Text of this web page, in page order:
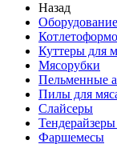
Назад
Куттеры для
Мясорубки
Пельменные
Пилы для
Слайсеры
Фаршемесы